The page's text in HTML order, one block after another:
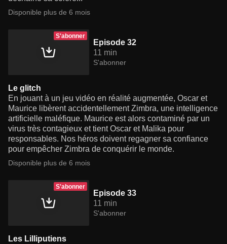
Disponible plus de 6 mois
S'abonner
Episode 32
11 min
S'abonner
Le glitch
En jouant à un jeu vidéo en réalité augmentée, Oscar et
Maurice libèrent accidentellement Zimbra, une intelligence
artificielle maléfique. Maurice est alors contaminé par un
virus très contagieux et tient Oscar et Malika pour
responsables. Nos héros doivent regagner sa confiance
pour empêcher Zimbra de conquérir le monde.
Disponible plus de 6 mois
S'abonner
Episode 33
11 min
S'abonner
Les Lilliputiens